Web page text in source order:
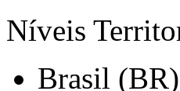
Níveis
Brasil (BR)